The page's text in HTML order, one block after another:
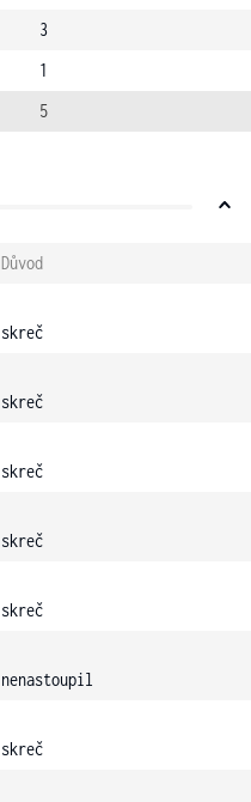
3
1
5
Důvod
skreč
skreč
skreč
skreč
skreč
nenastoupil
skreč